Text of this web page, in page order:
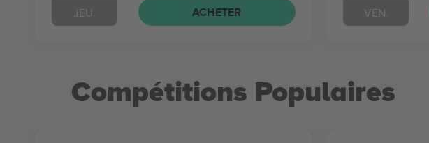
JEU. ACHETER VEN.
Compétitions Populaires